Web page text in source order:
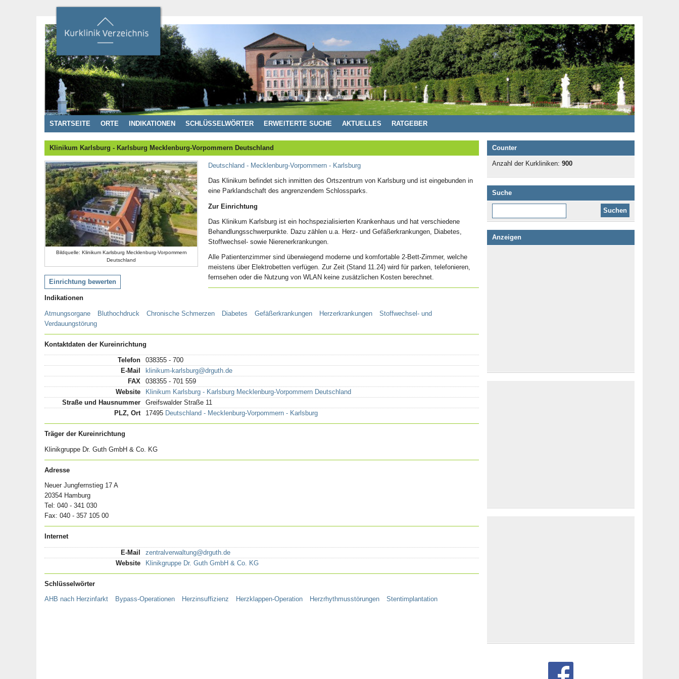
STARTSEITE ORTE INDIKATIONEN SCHLÜSSELWÖRTER ERWEITERTE SUCHE AKTUELLES RATGEBER
Klinikum Karlsburg - Karlsburg Mecklenburg-Vorpommern Deutschland
Bildquelle: Klinikum Karlsburg Mecklenburg-Vorpommern
Deutschland
Einrichtung bewerten
Deutschland - Mecklenburg-Vorpommern - Karlsburg
Das Klinikum befindet sich inmitten des Ortszentrum von Karlsburg und ist eingebunden in
eine Parklandschaft des angrenzendem Schlossparks.
Zur Einrichtung
Das Klinikum Karlsburg ist ein hochspezialisierten Krankenhaus und hat verschiedene
Behandlungsschwerpunkte. Dazu zählen u.a. Herz- und Gefäßerkrankungen, Diabetes,
Stoffwechsel- sowie Nierenerkrankungen.
Alle Patientenzimmer sind überwiegend moderne und komfortable 2-Bett-Zimmer, welche
meistens über Elektrobetten verfügen. Zur Zeit (Stand 11.24) wird für parken, telefonieren,
fernsehen oder die Nutzung von WLAN keine zusätzlichen Kosten berechnet.
Indikationen
Atmungsorgane Bluthochdruck Chronische Schmerzen Diabetes Gefäßerkrankungen Herzerkrankungen
Stoffwechsel- und
Verdauungstörung
Kontaktdaten der Kureinrichtung
Telefon
038355 - 700
E-Mail
klinikum-karlsburg@drguth.de
FAX
038355 - 701 559
Website
Klinikum Karlsburg - Karlsburg Mecklenburg-Vorpommern Deutschland
Straße und Hausnummer
Greifswalder Straße 11
PLZ, Ort
17495 Deutschland - Mecklenburg-Vorpommern - Karlsburg
Träger der Kureinrichtung
Klinikgruppe Dr. Guth GmbH & Co. KG
Adresse
Neuer Jungfernstieg 17 A
20354 Hamburg
Tel: 040 - 341 030
Fax: 040 - 357 105 00
Internet
E-Mail
zentralverwaltung@drguth.de
Website
Klinikgruppe Dr. Guth GmbH & Co. KG
Schlüsselwörter
AHB nach Herzinfarkt Bypass-Operationen Herzinsuffizienz Herzklappen-Operation Herzrhythmusstörungen Stentimplantation
Counter
Anzahl der Kurkliniken: 900
Suche
Anzeigen